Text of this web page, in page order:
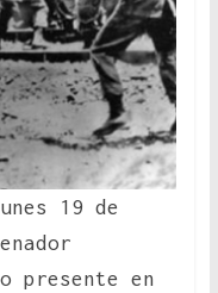
19 de
presente en